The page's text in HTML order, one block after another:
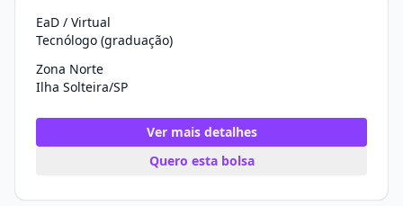
EaD / Virtual
Tecnólogo (graduação)
Zona Norte
Ilha Solteira/SP
Ver mais detalhes
Quero esta bolsa